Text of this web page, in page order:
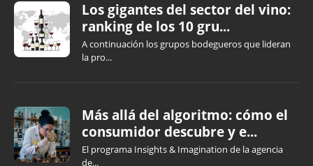
Los gigantes del sector del vino:
ranking de los 10 gru...
A continuación los grupos bodegueros que lideran
la pro...
Más allá del algoritmo: cómo el
consumidor descubre y e...
El programa Insights & Imagination de la agencia
de...